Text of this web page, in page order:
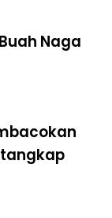
Naga